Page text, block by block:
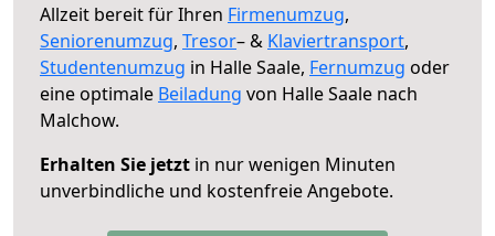
Allzeit bereit für Ihren Firmenumzug,
Seniorenumzug, Tresor– & Klaviertransport,
Studentenumzug in Halle Saale, Fernumzug oder
eine optimale Beiladung von Halle Saale nach
Malchow.
Erhalten Sie jetzt in nur wenigen Minuten
unverbindliche und kostenfreie Angebote.